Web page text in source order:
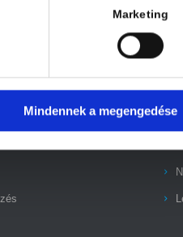
Marketing
Mindennek a megengedése